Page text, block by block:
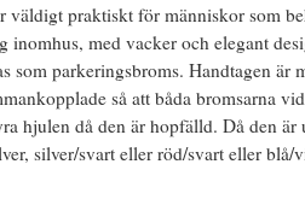
praktiskt för människor som
med vacker och elegant
som parkeringsbroms. Handtagen är
så att båda bromsarna
hjulen då den är hopfälld. Då den
silver/svart eller röd/svart eller blå/